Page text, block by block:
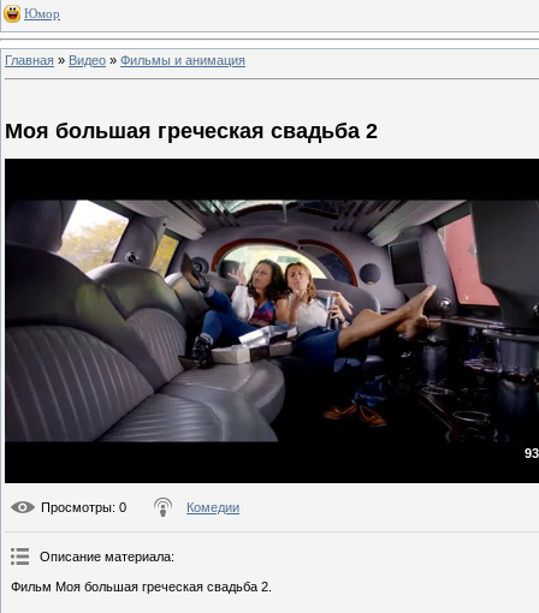
Юмор
Главная » Видео » Фильмы и анимация
Моя большая греческая свадьба 2
Просмотры: 0 Комедии
Описание материала:
Фильм Моя большая греческая свадьба 2.